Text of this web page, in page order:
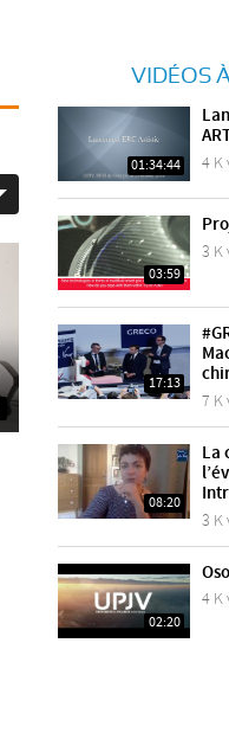
VIDÉOS
01:34:44 4 K
03:59
3 K
17:13
7 K
08:20
La
3 K
02:20
4 K